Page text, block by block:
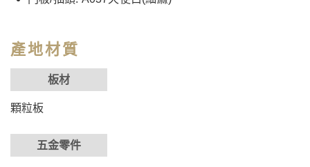
產地材質
板材
顆粒板
五金零件